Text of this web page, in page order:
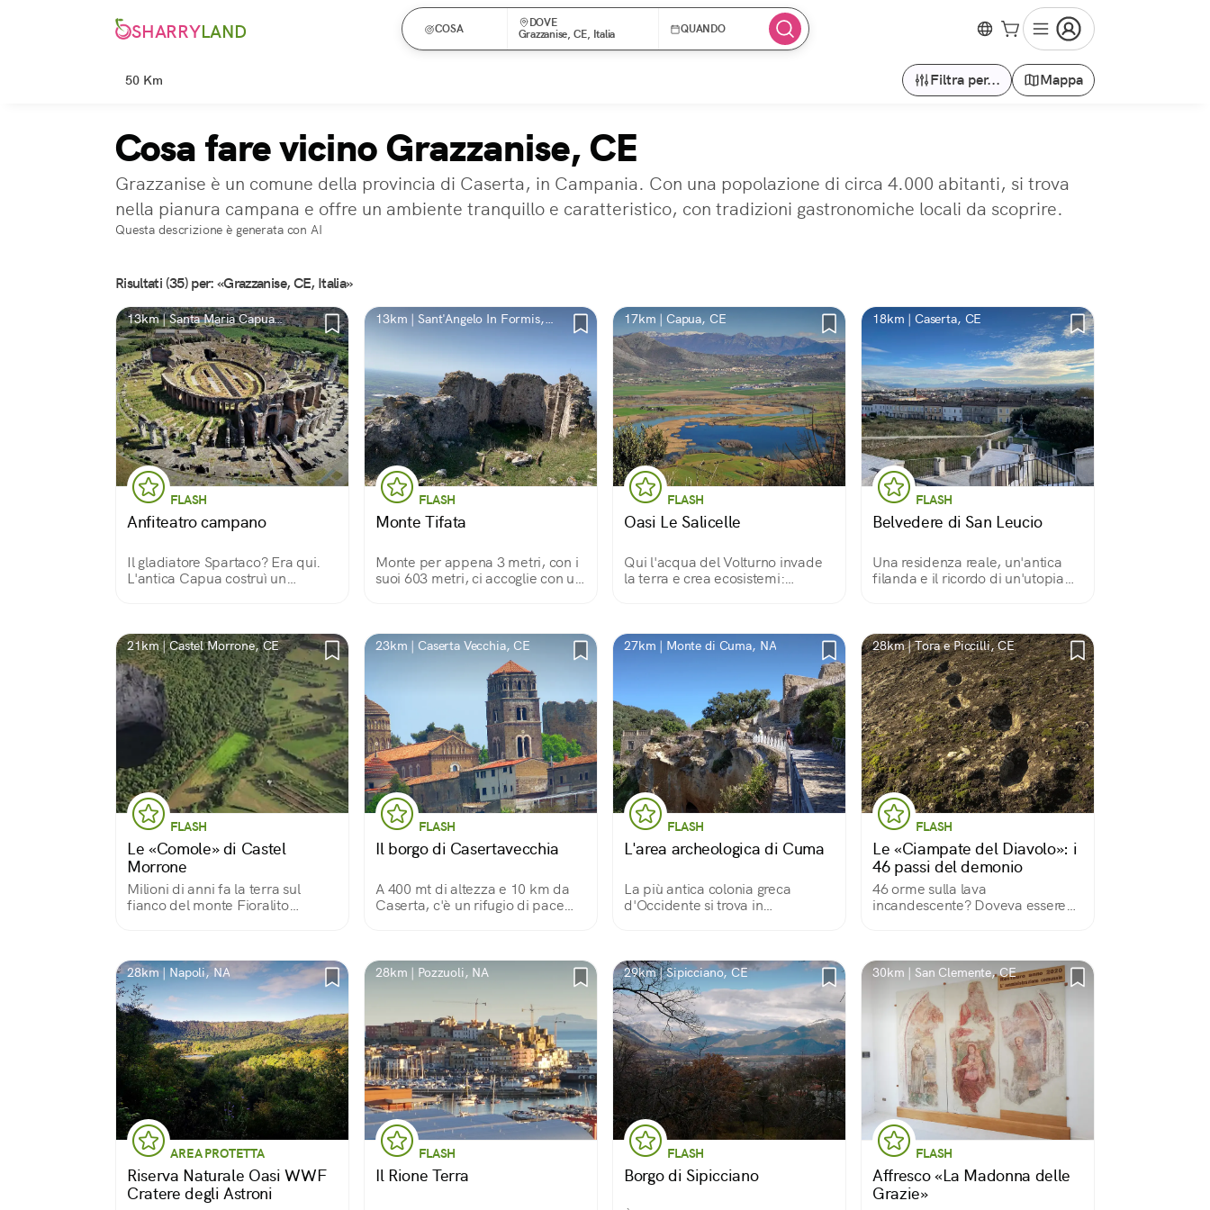
SHARRYLAND COSA
DOVE
Grazzanise, CE, Italia
QUANDO
50 Km Filtra per... Mappa
Cosa fare vicino Grazzanise, CE
Grazzanise è un comune della provincia di Caserta, in Campania. Con una popolazione di circa 4.000 abitanti, si trova
nella pianura campana e offre un ambiente tranquillo e caratteristico, con tradizioni gastronomiche locali da scoprire.
Questa descrizione è generata con AI
Risultati (35) per: «Grazzanise, CE, Italia»
13km | Santa Maria Capua
Vetere, CE
FLASH
Anfiteatro campano
Il gladiatore Spartaco? Era qui.
L'antica Capua costruì un
gladiatori.
13km | Sant'Angelo In Formis,
FLASH
Monte Tifata
Monte per appena 3 metri, con i
suoi 603 metri, ci accoglie con un
17km | Capua, CE
FLASH
Oasi Le Salicelle
Qui l'acqua del Volturno invade
la terra e crea ecosistemi:
rapaci... Un paradiso per i
birdwatcher.
18km | Caserta, CE
FLASH
Belvedere di San Leucio
Una residenza reale, un'antica
filanda e il ricordo di un'utopia
Caserta.
21km | Castel Morrone, CE
FLASH
Le «Comole» di Castel
Morrone
Milioni di anni fa la terra sul
fianco del monte Fioralito
entrare (con cautela) nelle viscere
della terra.
23km | Caserta Vecchia, CE
FLASH
Il borgo di Casertavecchia
A 400 mt di altezza e 10 km da
Caserta, c'è un rifugio di pace
cupola e la Torre dei Falchi...
27km | Monte di Cuma, NA
FLASH
L'area archeologica di Cuma
La più antica colonia greca
d'Occidente si trova in
portano in un passato
lontanissimo.
28km | Tora e Piccilli, CE
FLASH
Le «Ciampate del Diavolo»: i
46 passi del demonio
46 orme sulla lava
incandescente? Doveva essere
sua è la più antica orma d’uomo
in tutta Europa.
28km | Napoli, NA
AREA PROTETTA
Riserva Naturale Oasi WWF
Cratere degli Astroni
28km | Pozzuoli, NA
FLASH
Il Rione Terra
29km | Sipicciano, CE
FLASH
Borgo di Sipicciano
30km | San Clemente, CE
FLASH
Affresco «La Madonna delle
Grazie»